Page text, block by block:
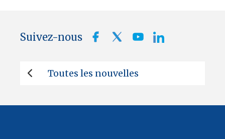
Suivez-nous
Toutes les nouvelles